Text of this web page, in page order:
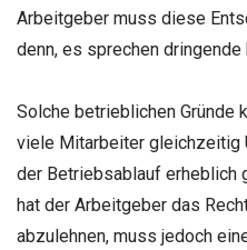
Arbeitgeber muss diese
denn, es sprechen
Solche betrieblichen Gründe
viele Mitarbeiter gleichzeitig
der Betriebsablauf erheblich
hat der Arbeitgeber das
abzulehnen, muss jedoch